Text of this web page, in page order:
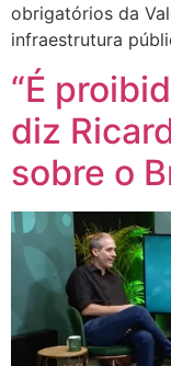
obrigatórios da
infraestrutura
“É
diz
sobre o